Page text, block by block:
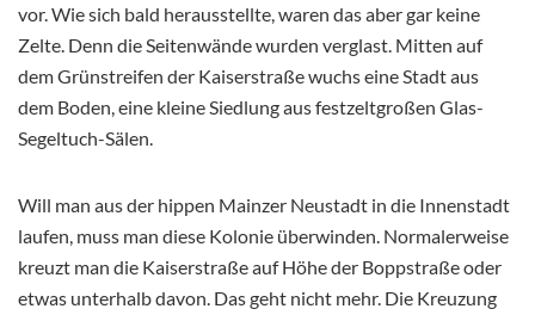
vor. Wie sich bald herausstellte, waren das aber gar keine
Zelte. Denn die Seitenwände wurden verglast. Mitten auf
dem Grünstreifen der Kaiserstraße wuchs eine Stadt aus
dem Boden, eine kleine Siedlung aus festzeltgroßen Glas-
Segeltuch-Sälen.
Will man aus der hippen Mainzer Neustadt in die Innenstadt
laufen, muss man diese Kolonie überwinden. Normalerweise
kreuzt man die Kaiserstraße auf Höhe der Boppstraße oder
etwas unterhalb davon. Das geht nicht mehr. Die Kreuzung